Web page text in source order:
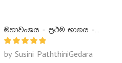
මහාවංශය - ප්‍රථම භාගය - Mahawanshaya 1
by Susini PaththiniGedara